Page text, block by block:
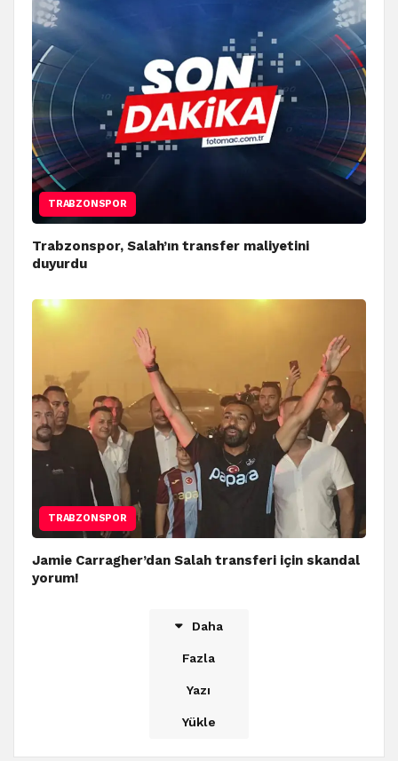
TRABZONSPOR
Trabzonspor, Salah’ın transfer maliyetini
duyurdu
TRABZONSPOR
Jamie Carragher’dan Salah transferi için skandal
yorum!
Daha
Fazla
Yazı
Yükle